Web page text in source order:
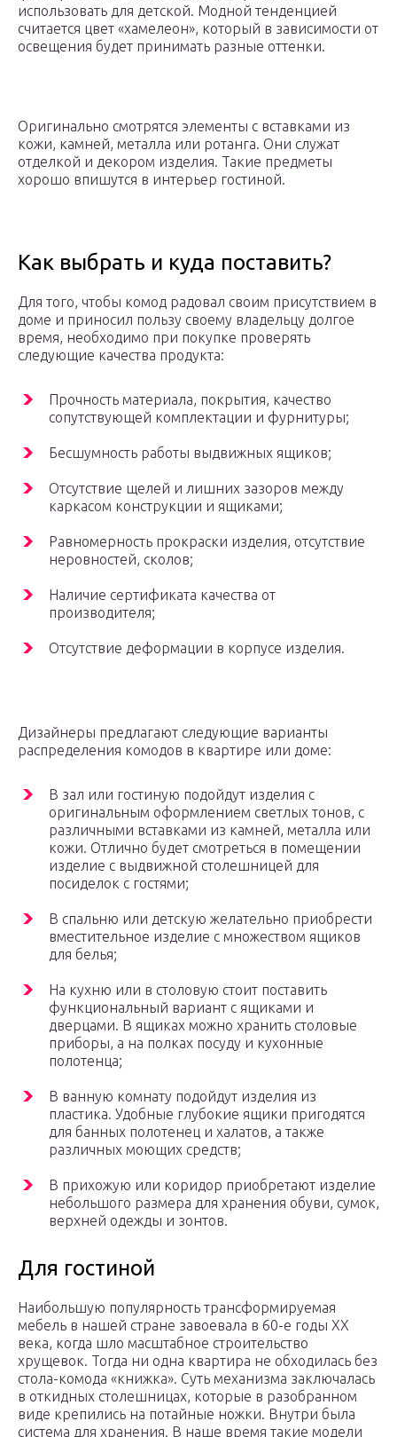
использовать для детской. Модной тенденцией
считается цвет «хамелеон», который в зависимости от
освещения будет принимать разные оттенки.
Оригинально смотрятся элементы с вставками из
кожи, камней, металла или ротанга. Они служат
отделкой и декором изделия. Такие предметы
хорошо впишутся в интерьер гостиной.
Как выбрать и куда поставить?
Для того, чтобы комод радовал своим присутствием в
доме и приносил пользу своему владельцу долгое
время, необходимо при покупке проверять
следующие качества продукта:
Прочность материала, покрытия, качество
сопутствующей комплектации и фурнитуры;
Бесшумность работы выдвижных ящиков;
Отсутствие щелей и лишних зазоров между
каркасом конструкции и ящиками;
Равномерность прокраски изделия, отсутствие
неровностей, сколов;
Наличие сертификата качества от
производителя;
Отсутствие деформации в корпусе изделия.
Дизайнеры предлагают следующие варианты
распределения комодов в квартире или доме:
В зал или гостиную подойдут изделия с
оригинальным оформлением светлых тонов, с
различными вставками из камней, металла или
кожи. Отлично будет смотреться в помещении
изделие с выдвижной столешницей для
посиделок с гостями;
В спальню или детскую желательно приобрести
вместительное изделие с множеством ящиков
для белья;
На кухню или в столовую стоит поставить
функциональный вариант с ящиками и
дверцами. В ящиках можно хранить столовые
приборы, а на полках посуду и кухонные
полотенца;
В ванную комнату подойдут изделия из
пластика. Удобные глубокие ящики пригодятся
для банных полотенец и халатов, а также
различных моющих средств;
В прихожую или коридор приобретают изделие
небольшого размера для хранения обуви, сумок,
верхней одежды и зонтов.
Для гостиной
Наибольшую популярность трансформируемая
мебель в нашей стране завоевала в 60-е годы ХХ
века, когда шло масштабное строительство
хрущевок. Тогда ни одна квартира не обходилась без
стола-комода «книжка». Суть механизма заключалась
в откидных столешницах, которые в разобранном
виде крепились на потайные ножки. Внутри была
система для хранения. В наше время такие модели